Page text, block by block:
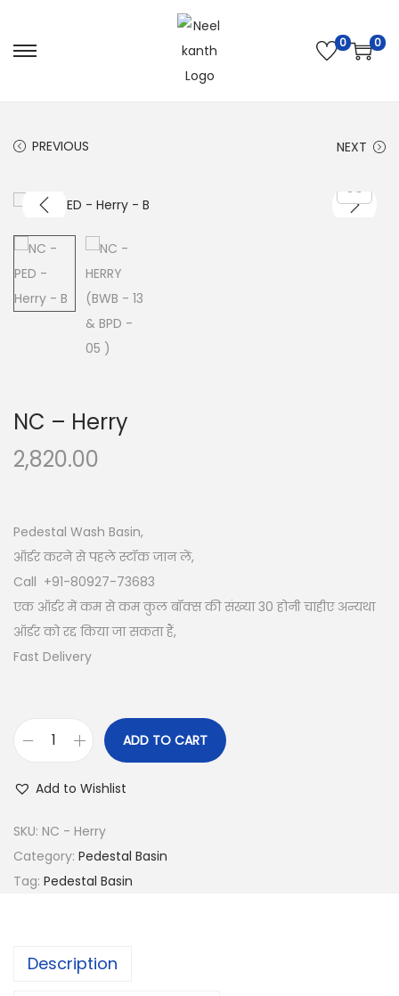
0 0
PREVIOUS NEXT
NC – Herry
2,820.00
Pedestal Wash Basin,
ऑर्डर करने से पहले स्टॉक जान लें,
Call +91-80927-73683
एक ऑर्डर में कम से कम कुल बॉक्स की संख्या 30 होनी चाहीए अन्यथा
ऑर्डर को रद्द किया जा सकता हैं,
Fast Delivery
ADD TO CART
Add to Wishlist
SKU: NC - Herry
Category: Pedestal Basin
Tag: Pedestal Basin
Description